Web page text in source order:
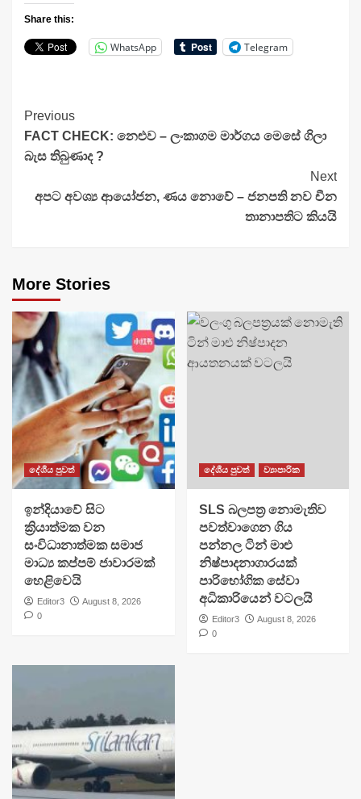
Share this:
WhatsApp Telegram
Continue
Reading
Previous
FACT CHECK: නෙළුව – ලංකාගම මාර්ගය මෙසේ ගිලා
බැස තිබුණාද ?
Next
අපට අවශ්‍ය ආයෝජන, ණය නොවේ – ජනපති නව චීන
තානාපතිට කියයි
More Stories
දේශීය පුවත්
​ඉන්දියාවේ සිට
ක්‍රියාත්මක වන
සංවිධානාත්මක සමාජ
මාධ්‍ය කප්පම් ජාවාරමක්
හෙළිවෙයි
Editor3
August 8, 2026
0
දේශීය පුවත් ව්‍යාපාරික
SLS බලපත්‍ර නොමැතිව
පවත්වාගෙන ගිය
පන්නල ටින් මාළු
නිෂ්පාදනාගාරයක්
පාරිභෝගික සේවා
අධිකාරියෙන් වටලයි
Editor3
August 8, 2026
0